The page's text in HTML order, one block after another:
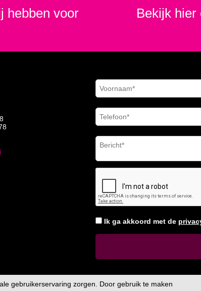
hebben voor
Bekijk hier
Ik ga akkoord met de
gebruikerservaring zorgen. Door gebruik te maken